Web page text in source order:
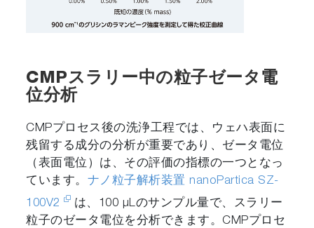
CMPスラリー中の粒子ゼータ電
位分析
CMPプロセス後の洗浄工程では、ウェハ表面に
残留する成分の分析が重要であり、ゼータ電位
（表面電位）は、その評価の指標の一つとなっ
ています。 ナノ粒子解析装置 nanoPartica SZ-
100V2
は、100 μLのサンプル量で、スラリー
粒子のゼータ電位を分析できます。CMPプロセ